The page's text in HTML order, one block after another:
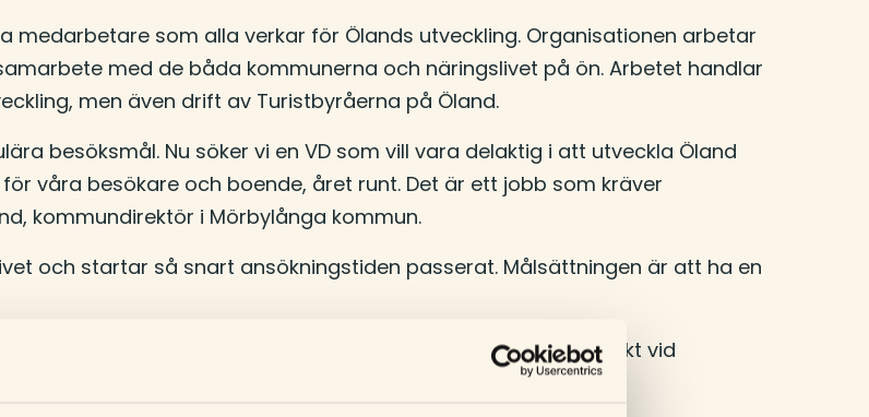
medarbetare som alla verkar för Ölands utveckling. Organisationen arbetar
med de båda kommunerna och näringslivet på ön. Arbetet handlar
men även drift av Turistbyråerna på Öland.
besöksmål. Nu söker vi en VD som vill vara delaktig i att utveckla Öland
våra besökare och boende, året runt. Det är ett jobb som kräver
kommundirektör i Mörbylånga kommun.
och startar så snart ansökningstiden passerat. Målsättningen är att ha en
många kompetenta sökande. Vi kommer att lägga stor vikt vid
Ann Willsund, kommundirektör i Mörbylånga kommun.